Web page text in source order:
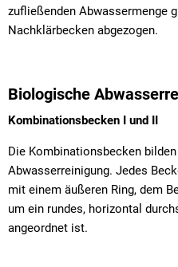
zufließenden Abwassermenge
Nachklärbecken abgezogen.
Biologische
Kombinationsbecken I und II
Die Kombinationsbecken
Abwasserreinigung. Jedes
mit einem äußeren Ring, dem
um ein rundes, horizontal
angeordnet ist.